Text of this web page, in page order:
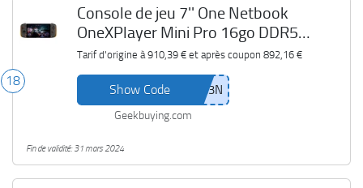
18
Console de jeu 7'' One Netbook
OneXPlayer Mini Pro 16go DDR5
512go SSD
Tarif d'origine à910,39 €et après coupon 892,16 €
Show Code
Geekbuying.com
Fin de validité: 31 mars 2024